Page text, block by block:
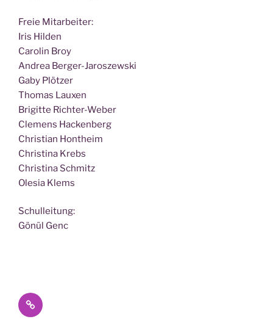
Freie Mit­ar­bei­ter:
Iris Hilden
Caro­lin Broy
Andrea Berger-Jaroszewski
Gaby Plötzer
Tho­mas Lauxen
Bri­git­te Richter-Weber
Cle­mens Hackenberg
Chris­ti­an Hontheim
Chris­ti­na Krebs
Chris­ti­na Schmitz
Ole­sia Klems
Schul­lei­tung:
Gönül Genc
Datenschutz